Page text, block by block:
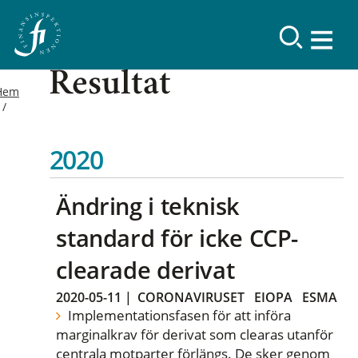
Resultat
2020
Ändring i teknisk
standard för icke CCP-
clearade derivat
2020-05-11 | CORONAVIRUSET EIOPA ESMA
Implementationsfasen för att införa
marginalkrav för derivat som clearas utanför
centrala motparter förlängs. De sker genom